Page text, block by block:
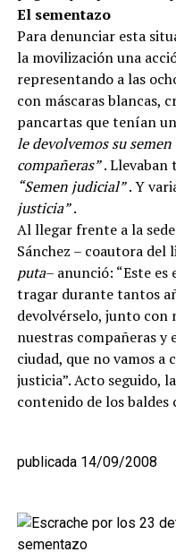
El sementazo
Para denunciar esta
la movilización una
representando a las
con máscaras blancas,
pancartas que tenían
le devolvemos su
compañeras”. Llevaban
“Semen judicial”. Y
justicia”.
Al llegar frente a la
Sánchez – coautora del
puta– anunció: “Este es
tragar durante tantos
devolvérselo, junto con
nuestras compañeras y
ciudad, que no vamos a
justicia”. Acto seguido,
contenido de los
publicada 14/09/2008